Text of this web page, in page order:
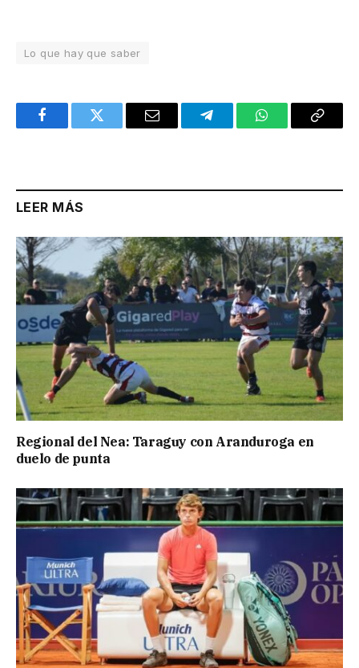
Lo que hay que saber
FacebookTwitter Email TelegramWhatsAppCopy
LEER MÁS
Regional del Nea: Taraguy con Aranduroga en
duelo de punta